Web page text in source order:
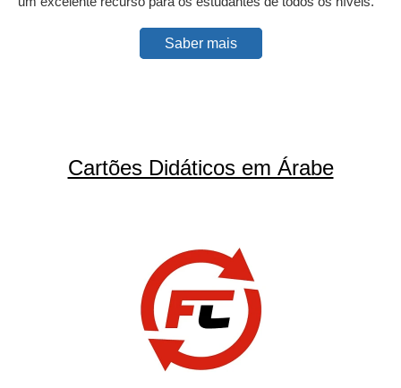
Saber mais
Cartões Didáticos em Árabe